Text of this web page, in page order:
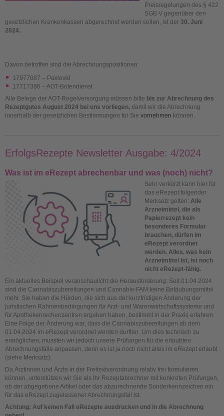
Preisregelungen des § 422
SGB V gegenüber den
gesetzlichen Krankenkassen abgerechnet werden sollen, ist der 30. Juni
2024.
Davon betroffen sind die Abrechnungspositionen:
17977087 – Paxlovid
17717386 – AOT-Botendienst
Alle Belege der AOT-Regelversorgung müssen bitte bis zur Abrechnung des
Rezeptgutes August 2024 bei uns vorliegen, damit wir die Abrechnung
innerhalb der gesetzlichen Bestimmungen für Sie vornehmen können.
ErfolgsRezepte Newsletter Ausgabe: 4/2024
Was ist im eRezept abrechenbar und was (noch) nicht?
Sehr verkürzt kann hier für
das eRezept folgender
Merksatz gelten: Alle
Arzneimittel, die als
Papierrezept kein
besonderes Formular
brauchen, dürfen im
eRezept verordnet
werden. Alles, was kein
Arzneimittel ist, ist noch
nicht eRezept-fähig.
Ein aktuelles Beispiel veranschaulicht die Herausforderung: Seit 01.04.2024
sind die Cannabiszubereitungen und Cannabis-FAM keine Betäubungsmittel
mehr. Sie haben die Hürden, die sich aus der kurzfristigen Änderung der
juristischen Rahmenbedingungen für Arzt- und Warenwirtschaftssysteme und
für Apothekenrechenzentren ergeben haben, bestimmt in der Praxis erfahren.
Eine Folge der Änderung war, dass die Cannabiszubereitungen ab dem
01.04.2024 im eRezept verordnet werden durften. Um dies technisch zu
ermöglichen, mussten wir jedoch unsere Prüfungen für die erlaubten
Abrechnungsfälle anpassen, denn es ist ja noch nicht alles im eRezept erlaubt
(siehe Merksatz).
Da Ärztinnen und Ärzte in der Freitextverordnung relativ frei formulieren
können, unterstützen wir Sie als Ihr Rezeptabrechner mit konkreten Prüfungen,
ob der abgegebene Artikel oder das abzurechnende Sonderkennzeichen ein
für das eRezept zugelassener Abrechnungsfall ist.
Achtung: Auf keinen Fall eRezepte ausdrucken und in die Abrechnung